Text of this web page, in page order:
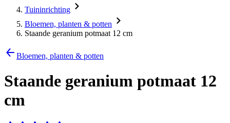
Tuininrichting
Bloemen, planten & potten
Staande geranium potmaat 12 cm
Bloemen, planten & potten
Staande geranium potmaat 12
cm